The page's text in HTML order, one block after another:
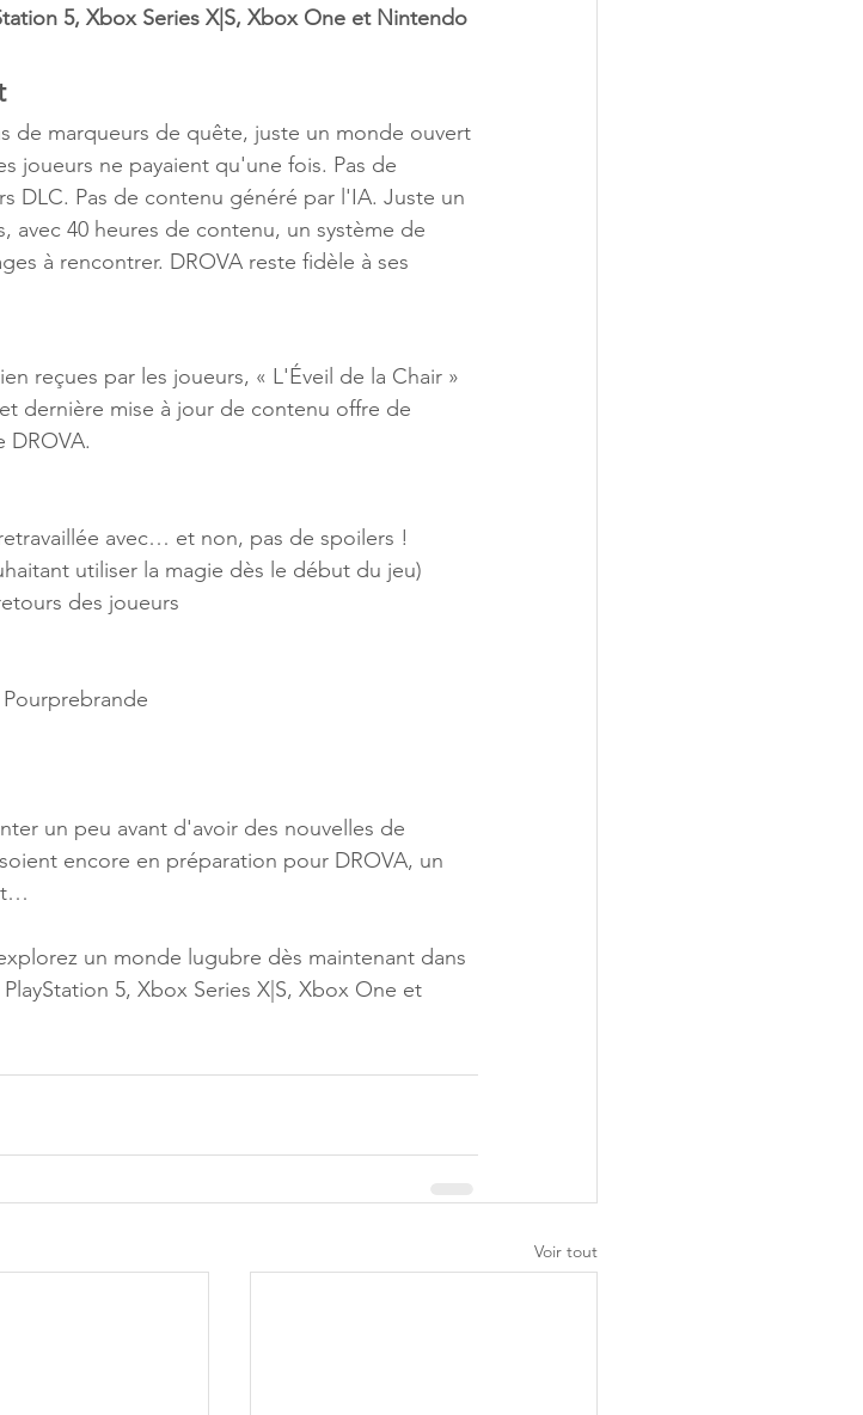
5, Xbox Series X|S, Xbox One et Nintendo
de marqueurs de quête, juste un monde ouvert
joueurs ne payaient qu'une fois. Pas de
DLC. Pas de contenu généré par l'IA. Juste un
avec 40 heures de contenu, un système de
à rencontrer. DROVA reste fidèle à ses
reçues par les joueurs, « L'Éveil de la Chair »
dernière mise à jour de contenu offre de
DROVA.
avec… et non, pas de spoilers !
utiliser la magie dès le début du jeu)
des joueurs
un peu avant d'avoir des nouvelles de
encore en préparation pour DROVA, un
un monde lugubre dès maintenant dans
5, Xbox Series X|S, Xbox One et
Voir tout